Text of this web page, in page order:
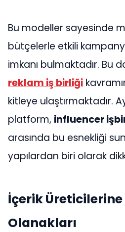
Bu modeller sayesinde
bütçelerle etkili
imkanı bulmaktadır. Bu
reklam iş birliği
kitleye ulaştırmaktadır.
platform, influencer
arasında bu esnekliği
yapılardan biri olarak
İçerik Üreticilerine
Olanakları